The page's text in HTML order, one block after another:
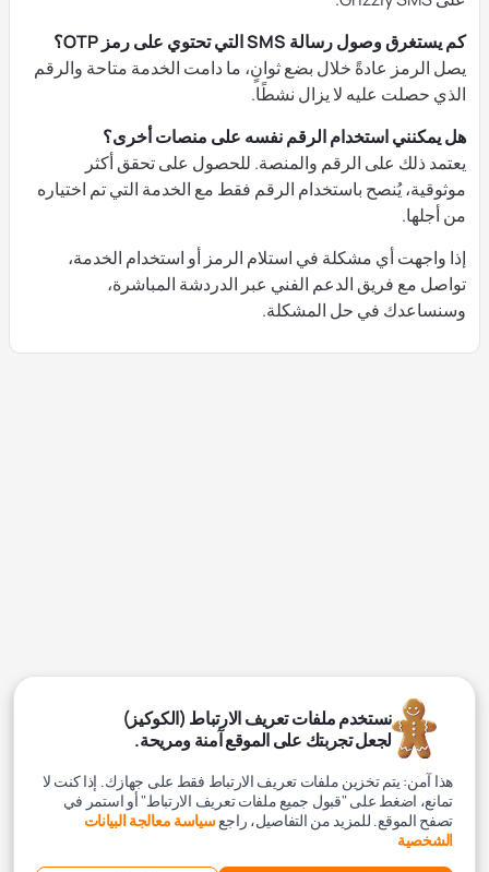
كم يستغرق وصول رسالة SMS التي تحتوي على رمز OTP؟
يصل الرمز عادةً خلال بضع ثوانٍ، ما دامت الخدمة متاحة والرقم
الذي حصلت عليه لا يزال نشطًا.
هل يمكنني استخدام الرقم نفسه على منصات أخرى؟
يعتمد ذلك على الرقم والمنصة. للحصول على تحقق أكثر
موثوقية، يُنصح باستخدام الرقم فقط مع الخدمة التي تم اختياره
من أجلها.
إذا واجهت أي مشكلة في استلام الرمز أو استخدام الخدمة،
تواصل مع فريق الدعم الفني عبر الدردشة المباشرة،
وسنساعدك في حل المشكلة.
نستخدم ملفات تعريف الارتباط (الكوكيز)
لجعل تجربتك على الموقع آمنة ومريحة.
هذا آمن: يتم تخزين ملفات تعريف الارتباط فقط على جهازك. إذا كنت لا
تمانع، اضغط على "قبول جميع ملفات تعريف الارتباط" أو استمر في
تصفح الموقع. للمزيد من التفاصيل، راجعسياسة معالجة البيانات
الشخصية